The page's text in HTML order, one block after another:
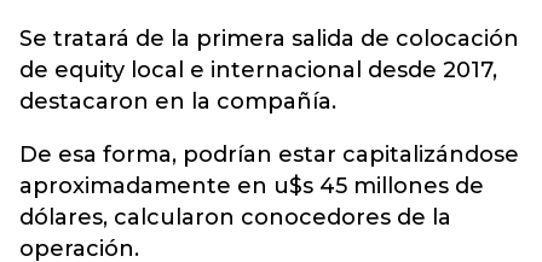
Se tratará de la primera salida de colocación
de equity local e internacional desde 2017,
destacaron en la compañía.
De esa forma, podrían estar capitalizándose
aproximadamente en u$s 45 millones de
dólares, calcularon conocedores de la
operación.